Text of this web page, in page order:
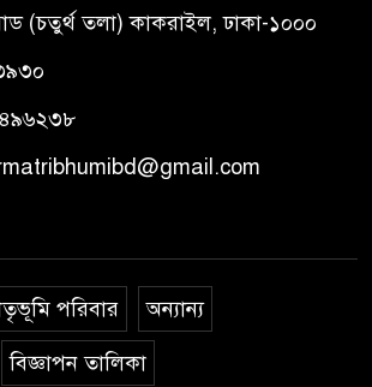
(চতুর্থ তলা) কাকরাইল, ঢাকা-১০০০
পরিবার অন্যান্য
বিজ্ঞাপন তালিকা